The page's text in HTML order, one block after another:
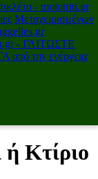
- mototriti.gr
Μεταχειρισμένων
- ΓΛΙΤΩΣΤΕ
από την ενέργεια
Κτίριο